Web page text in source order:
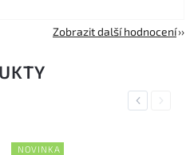
Zobrazit další hodnocení
Previous
NOVINKA
Next